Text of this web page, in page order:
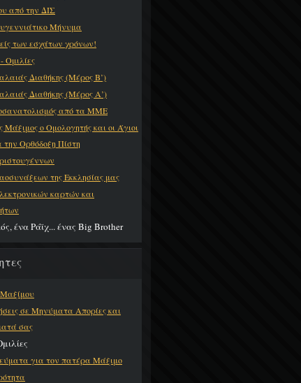
από την ΔΙΣ
Μήνυμα
των εσχάτων χρόνων!
Ομιλίες
Διαθήκης (Μέρος Β’)
Διαθήκης (Μέρος Α’)
από τα ΜΜΕ
Μάξιμος ο Ομολογητής και οι Άγιοι
την Ορθόδοξη Πίστη
της Εκκλησίας μας
καρτών και
ένα Ράϊχ... ένας Big Brother
σε Μηνύματα Απορίες και
σας
για τον πατέρα Μάξιμο